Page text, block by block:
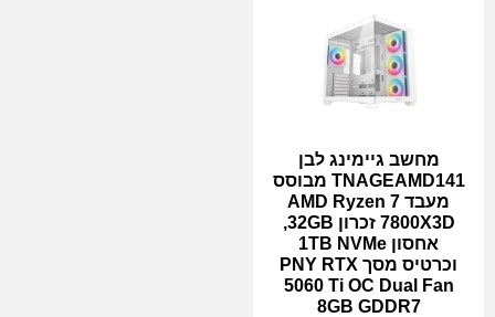
מחשב גיימינג לבן
TNAGEAMD141 מבוסס
מעבד AMD Ryzen 7
7800X3D זכרון 32GB,
אחסון 1TB NVMe
וכרטיס מסך PNY RTX
5060 Ti OC Dual Fan
8GB GDDR7